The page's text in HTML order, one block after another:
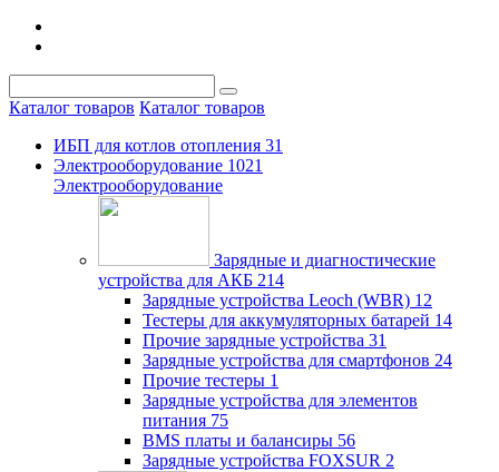
Каталог товаров Каталог товаров
ИБП для котлов отопления 31
Электрооборудование 1021
Электрооборудование
Зарядные и диагностические
устройства для АКБ 214
Зарядные устройства Leoch (WBR) 12
Тестеры для аккумуляторных батарей 14
Прочие зарядные устройства 31
Зарядные устройства для смартфонов 24
Прочие тестеры 1
Зарядные устройства для элементов
питания 75
BMS платы и балансиры 56
Зарядные устройства FOXSUR 2